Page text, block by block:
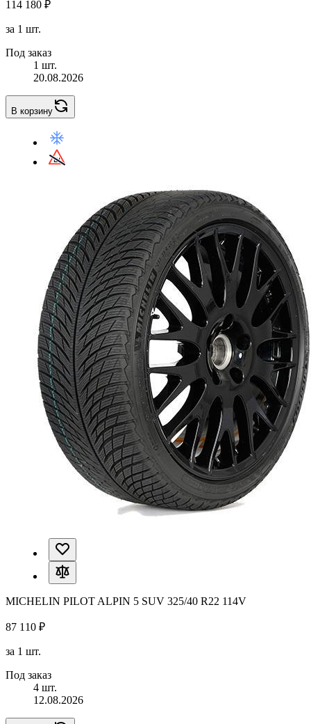
114 180 ₽
за 1 шт.
Под заказ
1 шт.
20.08.2026
В корзину
MICHELIN PILOT ALPIN 5 SUV 325/40 R22 114V
87 110 ₽
за 1 шт.
Под заказ
4 шт.
12.08.2026